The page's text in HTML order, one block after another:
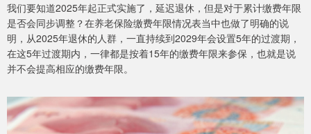
我们要知道2025年起正式实施了，延迟退休，但是对于累计缴费年限
是否会同步调整？在养老保险缴费年限情况表当中也做了明确的说
明，从2025年退休的人群，一直持续到2029年会设置5年的过渡期，
在这5年过渡期内，一律都是按着15年的缴费年限来参保，也就是说
并不会提高相应的缴费年限。